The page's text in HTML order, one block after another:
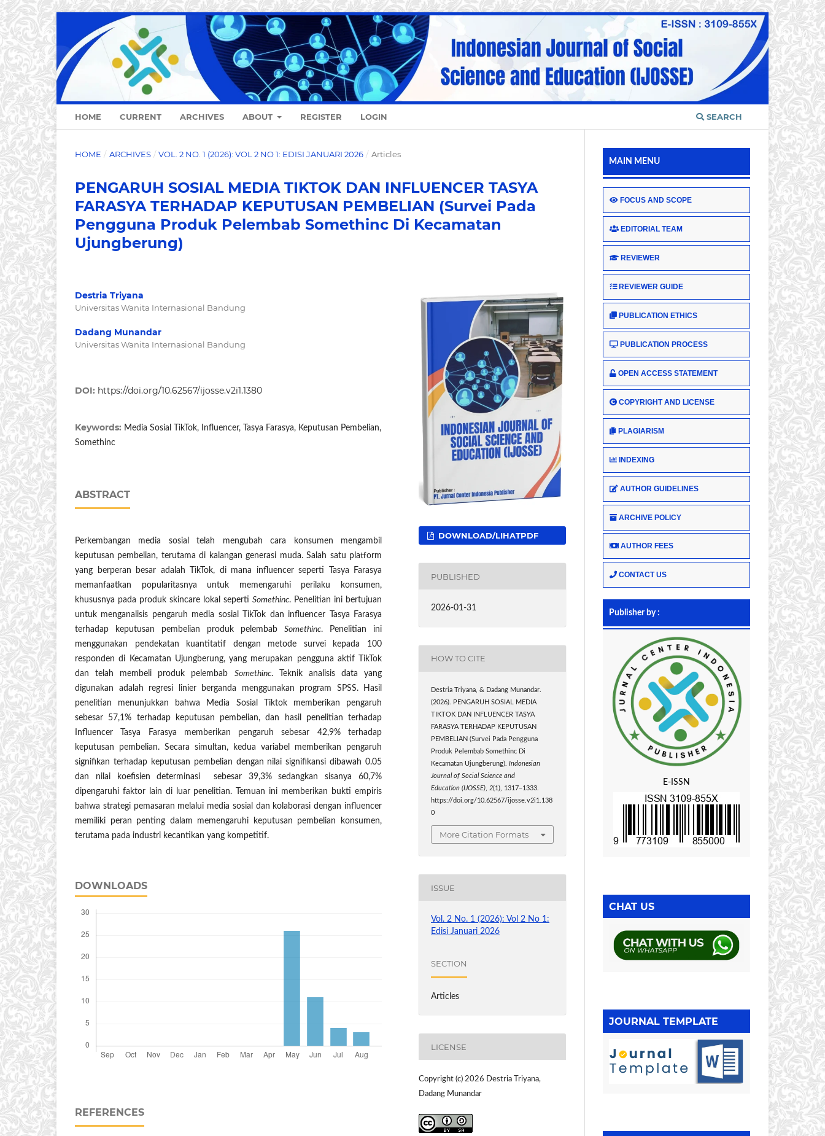
HOME CURRENT ARCHIVES ABOUT REGISTER LOGIN SEARCH
HOME / ARCHIVES / VOL. 2 NO. 1 (2026): VOL 2 NO 1: EDISI JANUARI 2026 / Articles
PENGARUH SOSIAL MEDIA TIKTOK DAN INFLUENCER TASYA
FARASYA TERHADAP KEPUTUSAN PEMBELIAN (Survei Pada
Pengguna Produk Pelembab Somethinc Di Kecamatan
Ujungberung)
Destria Triyana
Universitas Wanita Internasional Bandung
Dadang Munandar
Universitas Wanita Internasional Bandung
DOI: https://doi.org/10.62567/ijosse.v2i1.1380
Keywords: Media Sosial TikTok, Influencer, Tasya Farasya, Keputusan Pembelian,
Somethinc
ABSTRACT
Perkembangan media sosial telah mengubah cara konsumen mengambil
keputusan pembelian, terutama di kalangan generasi muda. Salah satu platform
yang berperan besar adalah TikTok, di mana influencer seperti Tasya Farasya
memanfaatkan popularitasnya untuk memengaruhi perilaku konsumen,
khususnya pada produk skincare lokal seperti Somethinc. Penelitian ini bertujuan
untuk menganalisis pengaruh media sosial TikTok dan influencer Tasya Farasya
terhadap keputusan pembelian produk pelembab Somethinc. Penelitian ini
menggunakan pendekatan kuantitatif dengan metode survei kepada 100
responden di Kecamatan Ujungberung, yang merupakan pengguna aktif TikTok
dan telah membeli produk pelembab Somethinc. Teknik analisis data yang
digunakan adalah regresi linier berganda menggunakan program SPSS. Hasil
penelitian menunjukkan bahwa Media Sosial Tiktok memberikan pengaruh
sebesar 57,1% terhadap keputusan pembelian, dan hasil penelitian terhadap
Influencer Tasya Farasya memberikan pengaruh sebesar 42,9% terhadap
keputusan pembelian. Secara simultan, kedua variabel memberikan pengaruh
signifikan terhadap keputusan pembelian dengan nilai signifikansi dibawah 0.05
dan nilai koefisien determinasi sebesar 39,3% sedangkan sisanya 60,7%
dipengaruhi faktor lain di luar penelitian. Temuan ini memberikan bukti empiris
bahwa strategi pemasaran melalui media sosial dan kolaborasi dengan influencer
memiliki peran penting dalam memengaruhi keputusan pembelian konsumen,
terutama pada industri kecantikan yang kompetitif.
DOWNLOADS
REFERENCES
DOWNLOAD/LIHATPDF
PUBLISHED
2026-01-31
HOW TO CITE
Destria Triyana, & Dadang Munandar.
(2026). PENGARUH SOSIAL MEDIA
TIKTOK DAN INFLUENCER TASYA
FARASYA TERHADAP KEPUTUSAN
PEMBELIAN (Survei Pada Pengguna
Produk Pelembab Somethinc Di
Kecamatan Ujungberung).Indonesian
Journal of Social Science and
Education (IJOSSE)
2(1), 1317–1333.
https://doi.org/10.62567/ijosse.v2i1.138
0
More Citation Formats
ISSUE
Vol. 2 No. 1 (2026): Vol 2 No 1:
Edisi Januari 2026
SECTION
Articles
LICENSE
Copyright (c) 2026 Destria Triyana,
Dadang Munandar
MAIN MENU
FOCUS AND SCOPE
EDITORIAL TEAM
REVIEWER
REVIEWER GUIDE
PUBLICATION ETHICS
PUBLICATION PROCESS
OPEN ACCESS STATEMENT
COPYRIGHT AND LICENSE
PLAGIARISM
INDEXING
AUTHOR GUIDELINES
ARCHIVE POLICY
AUTHOR FEES
CONTACT US
Publisher by :
E-ISSN
CHAT US
JOURNAL TEMPLATE